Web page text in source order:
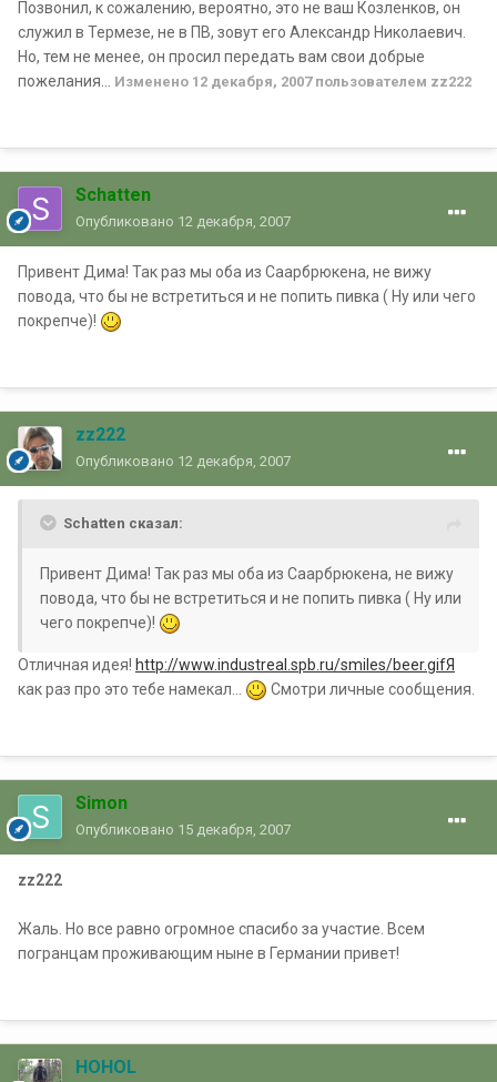
Позвонил, к сожалению, вероятно, это не ваш Козленков, он
служил в Термезе, не в ПВ, зовут его Александр Николаевич.
Но, тем не менее, он просил передать вам свои добрые
пожелания... Изменено 12 декабря, 2007пользователем zz222
Schatten
Опубликовано 12 декабря, 2007
Привент Дима! Так раз мы оба из Саарбрюкена, не вижу
повода, что бы не встретиться и не попить пивка ( Ну или чего
покрепче)!
zz222
Опубликовано 12 декабря, 2007
Schatten сказал:
Привент Дима! Так раз мы оба из Саарбрюкена, не вижу
повода, что бы не встретиться и не попить пивка ( Ну или
чего покрепче)!
Отличная идея! http://www.industreal.spb.ru/smiles/beer.gifЯ
как раз про это тебе намекал...
Смотри личные сообщения.
Simon
Опубликовано 15 декабря, 2007
zz222
Жаль. Но все равно огромное спасибо за участие. Всем
погранцам проживающим ныне в Германии привет!
HOHOL